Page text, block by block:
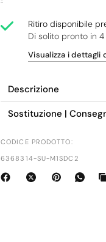
Ritiro disponibile
Di solito pronto in
Visualizza i dettagli
Descrizione
Sostituzione |
CODICE PRODOTTO:
6368314-SU-M1SDC2